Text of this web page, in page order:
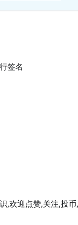
签名
,欢迎点赞,关注,投